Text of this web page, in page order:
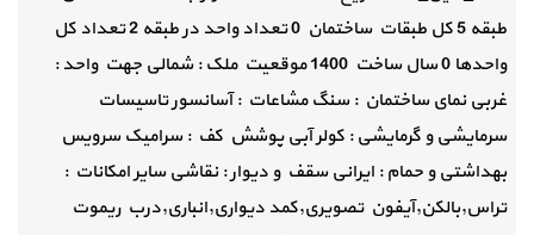
طبقه 5 کل طبقات ساختمان 0 تعداد واحد در طبقه 2 تعداد کل
واحدها 0 سال ساخت 1400 موقعیت ملک : شمالی جهت واحد :
غربی نمای ساختمان : سنگ مشاعات : آسانسور تاسیسات
سرمایشی و گرمایشی : کولر آبی پوشش کف : سرامیک سرویس
بهداشتی و حمام : ایرانی سقف و دیوار : نقاشی سایر امکانات :
تراس,بالکن,آیفون تصویری,کمد دیواری,انباری,درب ریموت